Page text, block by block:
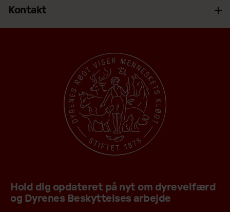
Kontakt
Hold dig opdateret på nyt om dyrevelfærd
og Dyrenes Beskyttelses arbejde